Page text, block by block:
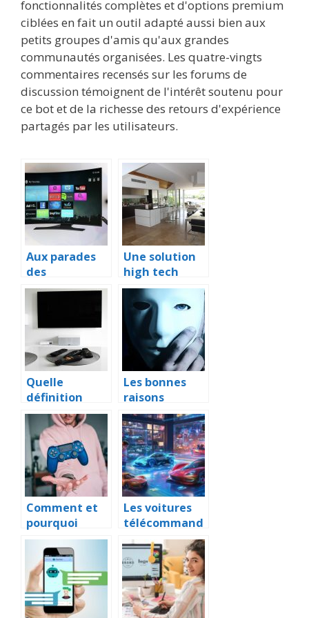
fonctionnalités complètes et d'options premium
ciblées en fait un outil adapté aussi bien aux
petits groupes d'amis qu'aux grandes
communautés organisées. Les quatre-vingts
commentaires recensés sur les forums de
discussion témoignent de l'intérêt soutenu pour
ce bot et de la richesse des retours d'expérience
partagés par les utilisateurs.
Aux parades
des
graphismes
poste
téléviseur
Une solution
high tech
pour analyser
tout son
environneme
Quelle
définition
pour votre
télévision?
Les bonnes
raisons
d’utiliser un
pseudo sur
internet
Comment et
pourquoi
acheter des
cartes
prepayees
pour les jeux
video ?
Les voitures
télécommand
ées high tech
qui font rêver
les enfants